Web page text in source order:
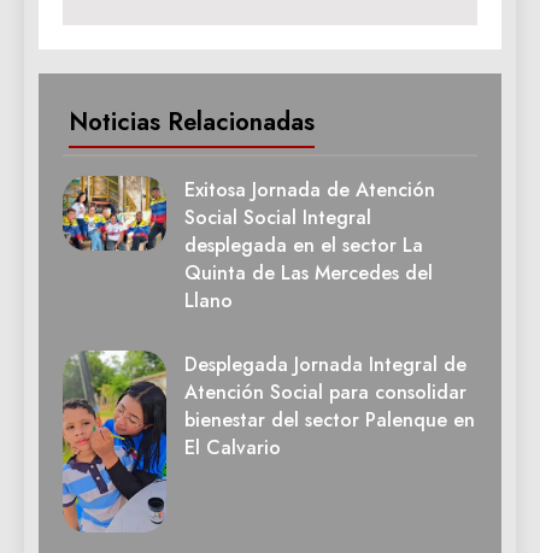
Noticias Relacionadas
Exitosa Jornada de Atención
Social Social Integral
desplegada en el sector La
Quinta de Las Mercedes del
Llano
Desplegada Jornada Integral de
Atención Social para consolidar
bienestar del sector Palenque en
El Calvario